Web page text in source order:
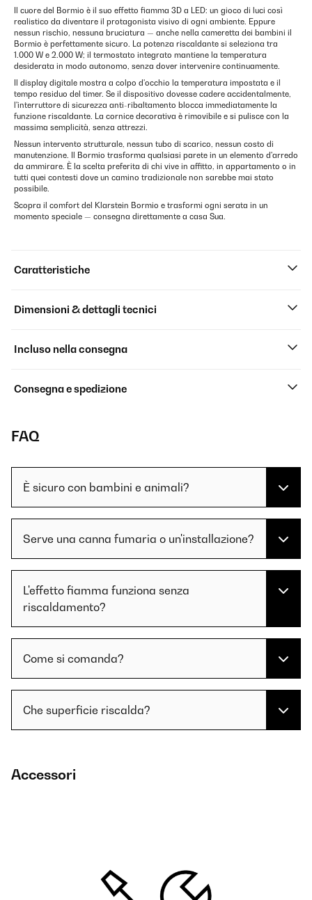
Il cuore del Bormio è il suo effetto fiamma 3D a LED: un gioco di luci così
realistico da diventare il protagonista visivo di ogni ambiente. Eppure
nessun rischio, nessuna bruciatura — anche nella cameretta dei bambini il
Bormio è perfettamente sicuro. La potenza riscaldante si seleziona tra
1.000 W e 2.000 W; il termostato integrato mantiene la temperatura
desiderata in modo autonomo, senza dover intervenire continuamente.
Il display digitale mostra a colpo d'occhio la temperatura impostata e il
tempo residuo del timer. Se il dispositivo dovesse cadere accidentalmente,
l'interruttore di sicurezza anti-ribaltamento blocca immediatamente la
funzione riscaldante. La cornice decorativa è rimovibile e si pulisce con la
massima semplicità, senza attrezzi.
Nessun intervento strutturale, nessun tubo di scarico, nessun costo di
manutenzione. Il Bormio trasforma qualsiasi parete in un elemento d'arredo
da ammirare. È la scelta preferita di chi vive in affitto, in appartamento o in
tutti quei contesti dove un camino tradizionale non sarebbe mai stato
possibile.
Scopra il comfort del Klarstein Bormio e trasformi ogni serata in un
momento speciale — consegna direttamente a casa Sua.
Caratteristiche
Dimensioni & dettagli tecnici
Incluso nella consegna
Consegna e spedizione
FAQ
È sicuro con bambini e animali?
Serve una canna fumaria o un'installazione?
L'effetto fiamma funziona senza
riscaldamento?
Come si comanda?
Che superficie riscalda?
Accessori